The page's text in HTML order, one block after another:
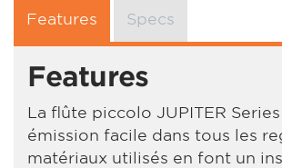
Features Specs
Features
La flûte piccolo JUPITER
émission facile dans tous les
matériaux utilisés en font un